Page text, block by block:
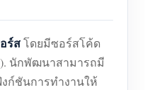
ร์สโดยมีซอร์สโค้ด
). นักพัฒนาสามารถมี
ก์ชันการทำงานให้